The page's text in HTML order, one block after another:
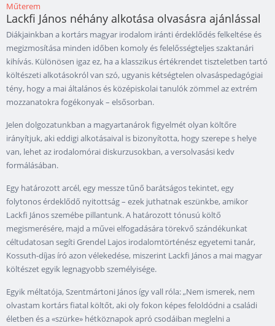
Műterem
Lackfi János néhány alkotása olvasásra ajánlással
Diákjainkban a kortárs magyar irodalom iránti érdeklődés felkeltése és
megizmosítása minden időben komoly és felelősségteljes szaktanári
kihívás. Különösen igaz ez, ha a klasszikus értékrendet tiszteletben tartó
költészeti alkotásokról van szó, ugyanis kétségtelen olvasáspedagógiai
tény, hogy a mai általános és középiskolai tanulók zömmel az extrém
mozzanatokra fogékonyak – elsősorban.
Jelen dolgozatunkban a magyartanárok figyelmét olyan költőre
irányítjuk, aki eddigi alkotásaival is bizonyította, hogy szerepe s helye
van, lehet az irodalomórai diskurzusokban, a versolvasási kedv
formálásában.
Egy határozott arcél, egy messze tűnő barátságos tekintet, egy
folytonos érdeklődő nyitottság – ezek juthatnak eszünkbe, amikor
Lackfi János szemébe pillantunk. A határozott tónusú költő
megismerésére, majd a művei elfogadására törekvő szándékunkat
céltudatosan segíti Grendel Lajos irodalomtörténész egyetemi tanár,
Kossuth-díjas író azon vélekedése, miszerint Lackfi János a mai magyar
költészet egyik legnagyobb személyisége.
Egyik méltatója, Szentmártoni János így vall róla: „Nem ismerek, nem
olvastam kortárs fiatal költőt, aki oly fokon képes feloldódni a családi
életben és a «szürke» hétköznapok apró csodáiban meglelni a